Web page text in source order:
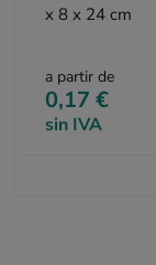
x 8 x 24 cm
a partir de
0,17 €
sin IVA